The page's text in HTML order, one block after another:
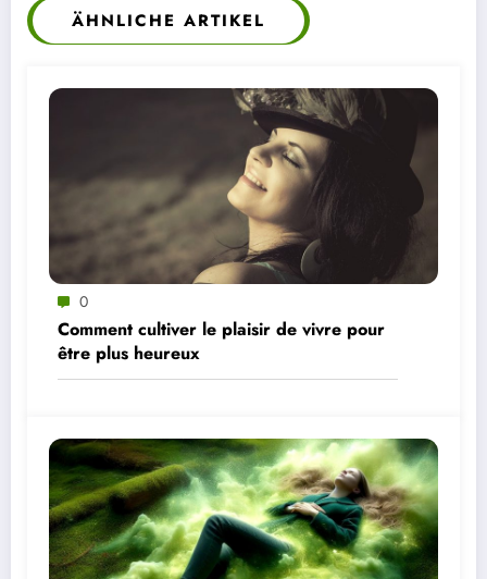
ÄHNLICHE ARTIKEL
0
Comment cultiver le plaisir de vivre pour
être plus heureux